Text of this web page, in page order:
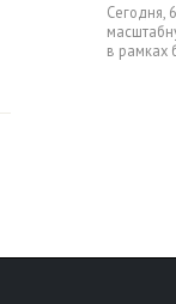
Сегодня,
в рамках